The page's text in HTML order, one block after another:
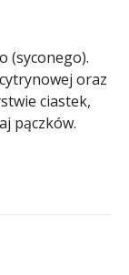
(syconego).
oraz
ciastek,
pączków.